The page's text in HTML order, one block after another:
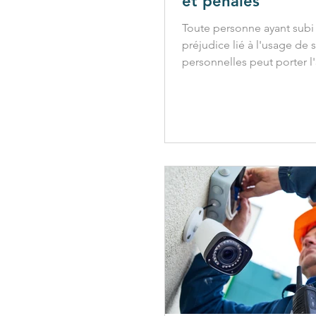
Toute personne ayant subi
préjudice lié à l'usage de
personnelles peut porter